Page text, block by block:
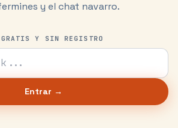
y el chat navarro.
GRATIS Y SIN REGISTRO
Entrar →